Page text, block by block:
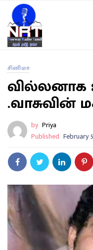
சினிமா
வில்லனாக
.வாசுவின்
by Priya
Published February